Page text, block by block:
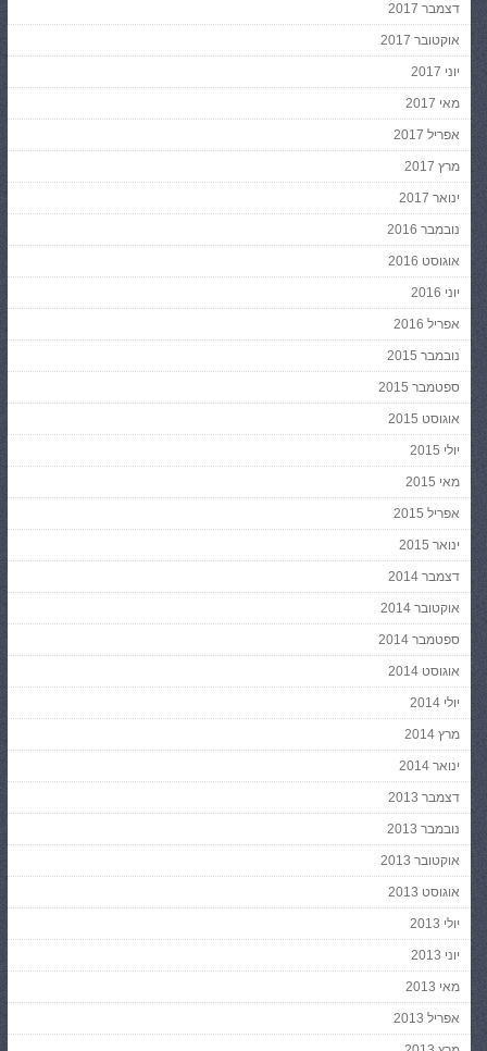
דצמבר 2017
אוקטובר 2017
יוני 2017
מאי 2017
אפריל 2017
מרץ 2017
ינואר 2017
נובמבר 2016
אוגוסט 2016
יוני 2016
אפריל 2016
נובמבר 2015
ספטמבר 2015
אוגוסט 2015
יולי 2015
מאי 2015
אפריל 2015
ינואר 2015
דצמבר 2014
אוקטובר 2014
ספטמבר 2014
אוגוסט 2014
יולי 2014
מרץ 2014
ינואר 2014
דצמבר 2013
נובמבר 2013
אוקטובר 2013
אוגוסט 2013
יולי 2013
יוני 2013
מאי 2013
אפריל 2013